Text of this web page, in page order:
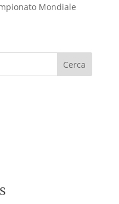
Mondiale
Cerca